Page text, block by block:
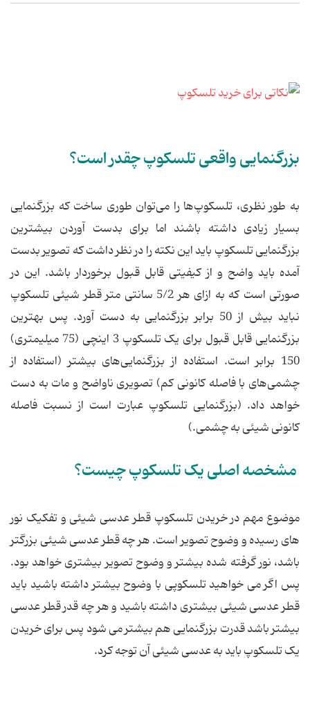
بزرگنمایی واقعی تلسکوپ چقدر است؟
به طور نظری، تلسکوپ‌ها را می‌توان طوری ساخت که بزرگنمایی
بسیار زیادی داشته باشند اما برای بدست آوردن بیشترین
بزرگنمایی تلسکوپ باید این نکته را در نظر داشت که تصویر بدست
آمده باید واضح و از کیفیتی قابل قبول برخوردار باشد. این در
صورتی است که به ازای هر 5/2 سانتی متر قطر شیئی تلسکوپ
نباید بیش از 50 برابر بزرگنمایی به دست آورد. پس بهترین
بزرگنمایی قابل قبول برای یک تلسکوپ 3 اینچی (75 میلیمتری)
150 برابر است. استفاده از بزرگنمایی‌های بیشتر (استفاده از
چشمی‌های با فاصله کانونی کم) تصویری ناواضح و مات به دست
خواهد داد. (بزرگنمایی تلسکوپ عبارت است از نسبت فاصله
کانونی شیئی به چشمی.)
مشخصه اصلی یک تلسکوپ چیست؟
موضوع مهم در خریدن تلسکوپ قطر عدسی شیئی و تفکیک نور
های رسیده و وضوح تصویر است. هر چه قطر عدسی شیئی بزرگتر
باشد، نور گرفته شده بیشتر و وضوح تصویر بیشتری خواهد بود.
پس اگر می خواهید تلسکوپی با وضوح بیشتر داشته باشید باید
قطر عدسی شیئی بیشتری داشته باشید و هر چه قدر قطر عدسی
بیشتر باشد قدرت بزرگنمایی هم بیشتر می شود پس برای خریدن
یک تلسکوپ باید به عدسی شیئی آن توجه کرد.